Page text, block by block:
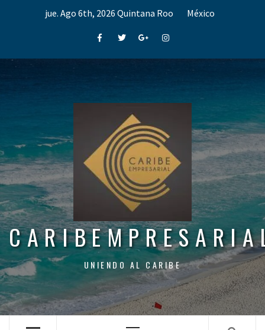
jue. Ago 6th, 2026 Quintana Roo México
FacebookTwitterGoogle+Instagram
UNIENDO AL CARIBE